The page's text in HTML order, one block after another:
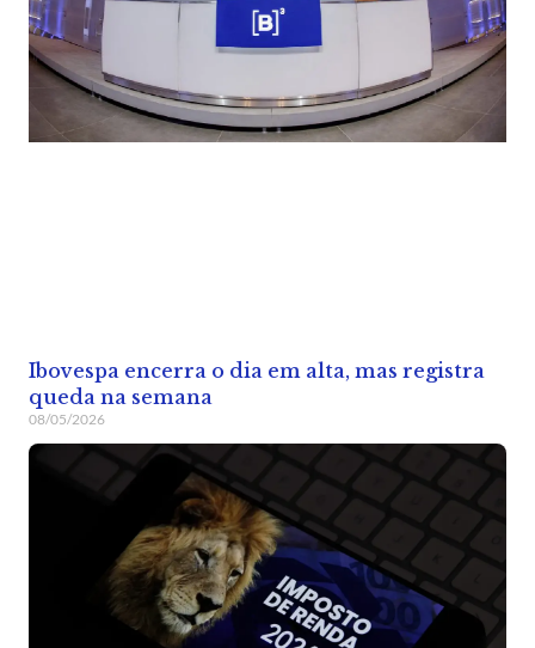
Ibovespa encerra o dia em alta, mas registra
queda na semana
08/05/2026